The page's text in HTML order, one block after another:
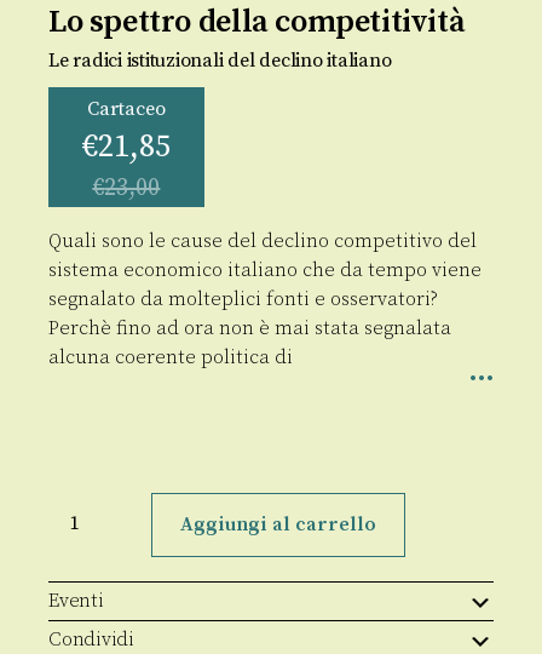
Lo spettro della competitività
Le radici istituzionali del declino italiano
Cartaceo
€21,85
€23,00
Quali sono le cause del declino competitivo del
sistema economico italiano che da tempo viene
segnalato da molteplici fonti e osservatori?
Perchè fino ad ora non è mai stata segnalata
alcuna coerente politica di
spettro
competitività
quantità
Aggiungi al carrello
Eventi
Condividi